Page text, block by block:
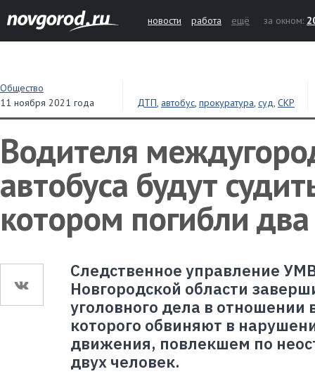
новости работа ещё за окном:
Общество
11 ноября 2021 года
ДТП, автобус, прокуратура, суд, СКР
Водителя
автобуса будут
котором погибли
Следственное управление
Новгородской области
уголовного дела в отношении
которого обвиняют в
движения, повлекшем по
двух человек.